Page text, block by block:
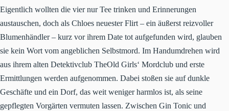
Eigentlich wollten die vier nur Tee trinken und Erinnerungen
austauschen, doch als Chloes neuester Flirt – ein äußerst reizvoller
Blumenhändler – kurz vor ihrem Date tot aufgefunden wird, glauben
sie kein Wort vom angeblichen Selbstmord. Im Handumdrehen wird
aus ihrem alten Detektivclub TheOld Girls‘ Mordclub und erste
Ermittlungen werden aufgenommen. Dabei stoßen sie auf dunkle
Geschäfte und ein Dorf, das weit weniger harmlos ist, als seine
gepflegten Vorgärten vermuten lassen. Zwischen Gin Tonic und